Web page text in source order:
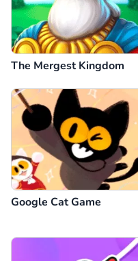
The Mergest Kingdom
Google Cat Game